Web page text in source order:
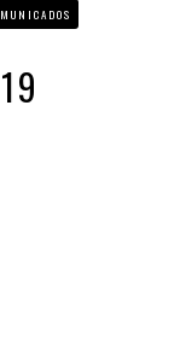
Cali, Abril 2019